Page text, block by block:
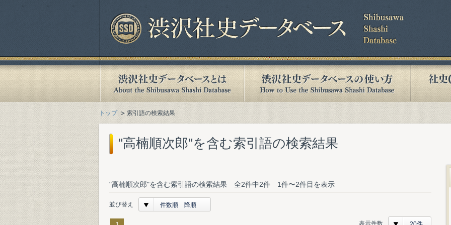
トップ 索引語の検索結果
"高楠順次郎"を含む索引語の検索結果
"高楠順次郎"を含む索引語の検索結果 全2件中2件 1件〜2件目を表示
並び替え 件数順 降順
表示件数